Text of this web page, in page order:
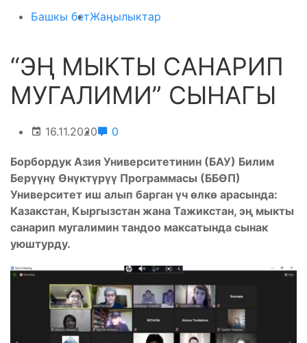
Башкы бетЖаңылыктар
“ЭҢ МЫКТЫ САНАРИП
МУГАЛИМИ” СЫНАГЫ
16.11.2020 0
Борбордук Азия Университетинин (БАУ) Билим
Берүүнү Өнүктүрүү Программасы (ББӨП)
Университет иш алып барган үч өлкө арасында:
Казакстан, Кыргызстан жана Тажикстан, эң мыкты
санарип мугалимин тандоо максатында сынак
уюштурду.